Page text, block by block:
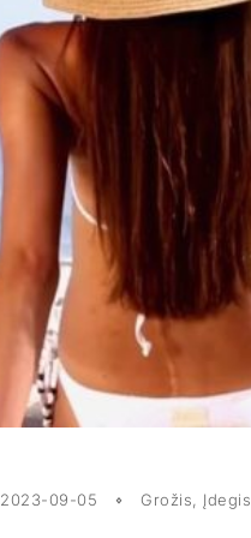
2023-09-05 Grožis Įdegis